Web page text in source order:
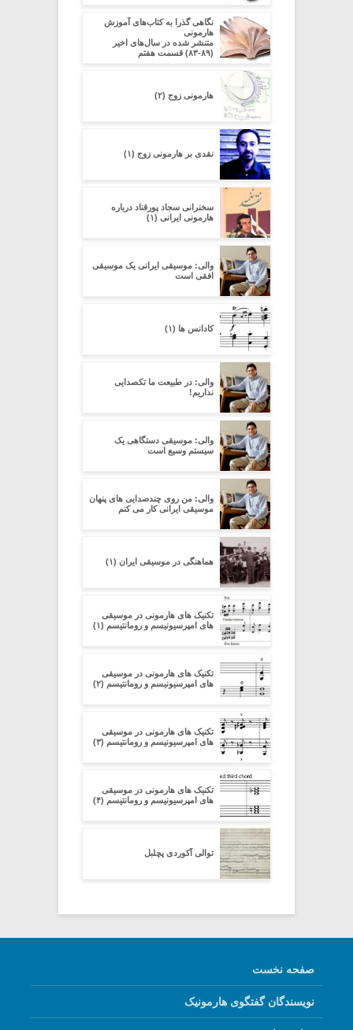
نگاهی گذرا به کتاب‌های آموزش
هارمونی
متنشر شده در سال‌های اخیر
(۸۹-۸۳) قسمت هفتم
هارمونی زوج (۲)
نقدی بر هارمونی زوج (۱)
سخنرانی سجاد پورقناد درباره
هارمونی ایرانی (۱)
والی: موسیقی ایرانی یک موسیقی
افقی است
کادانس ها (۱)
والی: در طبیعت ما تکصدایی
نداریم!
والی: موسیقی دستگاهی یک
سیستم وسیع است
والی: من روی چندصدایی های پنهان
موسیقی ایرانی کار می کنم
هماهنگی در موسیقی ایران (۱)
تکنیک های هارمونی در موسیقی
های امپرسیونیسم و رومانتیسم (۱)
تکنیک های هارمونی در موسیقی
های امپرسیونیسم و رومانتیسم (۲)
تکنیک های هارمونی در موسیقی
های امپرسیونیسم و رومانتیسم (۳)
تکنیک های هارمونی در موسیقی
های امپرسیونیسم و رومانتیسم (۴)
توالی آکوردی پچلبل
صفحه نخست
نویسندگان گفتگوی هارمونیک